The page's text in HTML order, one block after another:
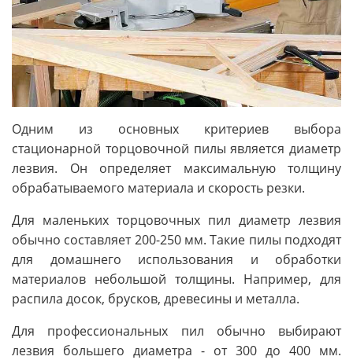
Одним из основных критериев выбора
стационарной торцовочной пилы является диаметр
лезвия. Он определяет максимальную толщину
обрабатываемого материала и скорость резки.
Для маленьких торцовочных пил диаметр лезвия
обычно составляет 200-250 мм. Такие пилы подходят
для домашнего использования и обработки
материалов небольшой толщины. Например, для
распила досок, брусков, древесины и металла.
Для профессиональных пил обычно выбирают
лезвия большего диаметра - от 300 до 400 мм.